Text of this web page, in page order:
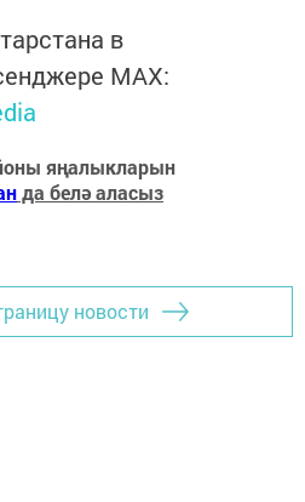
в
MАХ:
яңалыкларын
да белә аласыз
новости